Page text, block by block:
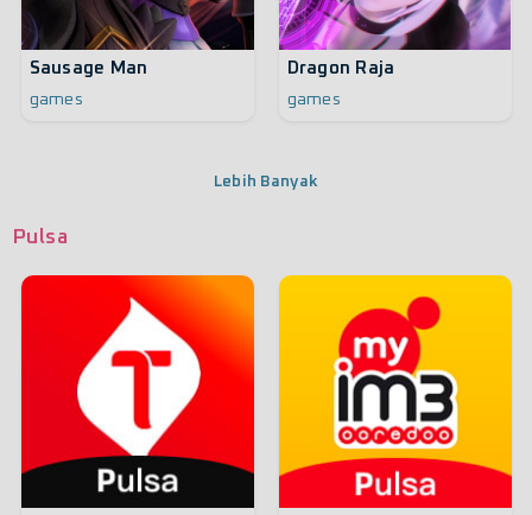
Sausage Man
games
Dragon Raja
games
Lebih Banyak
Pulsa